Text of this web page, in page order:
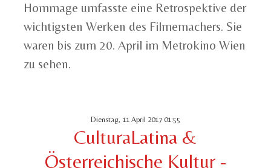
Hommage umfasste eine Retrospektive der
wichtigsten Werken des Filmemachers. Sie
waren bis zum 20. April im Metrokino Wien
zu sehen.
Dienstag, 11 April 2017 01:55
CulturaLatina &
Österreichische Kultur -